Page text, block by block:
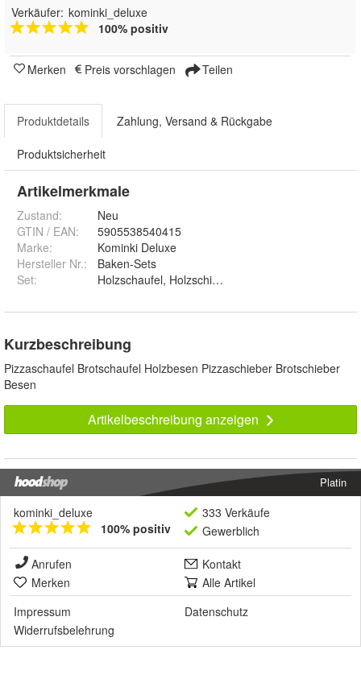
Verkäufer: kominki_deluxe
100% positiv
Merken Preis vorschlagen Teilen
Produktdetails Zahlung, Versand & Rückgabe
Produktsicherheit
Artikelmerkmale
Zustand:
Neu
GTIN / EAN:
5905538540415
Marke:
Kominki Deluxe
Hersteller Nr.:
Baken-Sets
Set:
Kurzbeschreibung
Pizzaschaufel Brotschaufel Holzbesen Pizzaschieber Brotschieber
Besen
Artikelbeschreibung anzeigen
Platin
kominki_deluxe
100% positiv
333 Verkäufe
Gewerblich
Anrufen
Kontakt
Merken
Alle Artikel
Impressum
Datenschutz
Widerrufsbelehrung